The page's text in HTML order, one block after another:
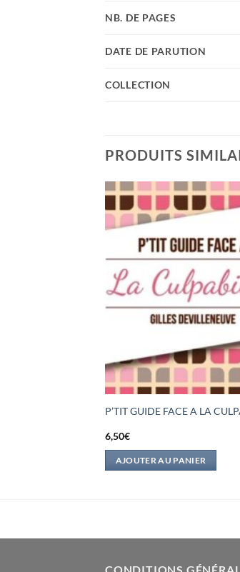
NB. DE PAGES
DATE DE PARUTION
COLLECTION
PRODUITS
P’TIT GUIDE FACE A LA
6,50€
AJOUTER AU PANIER
CONDITIONS